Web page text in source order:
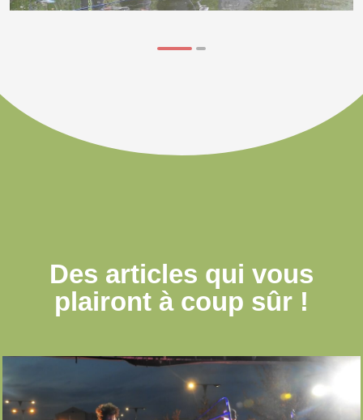
Des articles qui vous
plairont à coup sûr !